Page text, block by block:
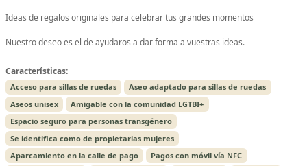
Ideas de regalos originales para celebrar tus grandes momentos
Nuestro deseo es el de ayudaros a dar forma a vuestras ideas.
Características:
Acceso para sillas de ruedas
Aseo adaptado para sillas de ruedas
Aseos unisex
Amigable con la comunidad LGTBI+
Espacio seguro para personas transgénero
Se identifica como de propietarias mujeres
Aparcamiento en la calle de pago
Pagos con móvil vía NFC